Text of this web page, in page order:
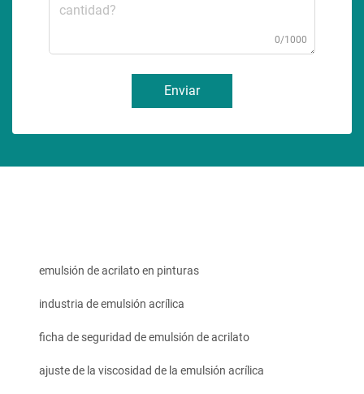
0/1000
Enviar
emulsión de acrilato en pinturas
industria de emulsión acrílica
ficha de seguridad de emulsión de acrilato
ajuste de la viscosidad de la emulsión acrílica